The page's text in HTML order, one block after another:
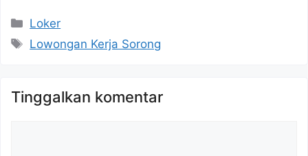
Kategori
Loker
Tag
Lowongan Kerja Sorong
Tinggalkan komentar